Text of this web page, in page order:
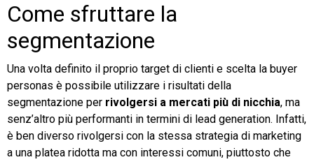
Come sfruttare la
segmentazione
Una volta definito il proprio target di clienti e scelta la buyer
personas è possibile utilizzare i risultati della
segmentazione per rivolgersi a mercati più di nicchia, ma
senz’altro più performanti in termini di lead generation. Infatti,
è ben diverso rivolgersi con la stessa strategia di marketing
a una platea ridotta ma con interessi comuni, piuttosto che